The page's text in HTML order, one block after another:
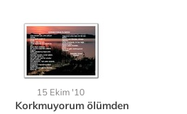
15 Ekim '10
Korkmuyorum ölümden